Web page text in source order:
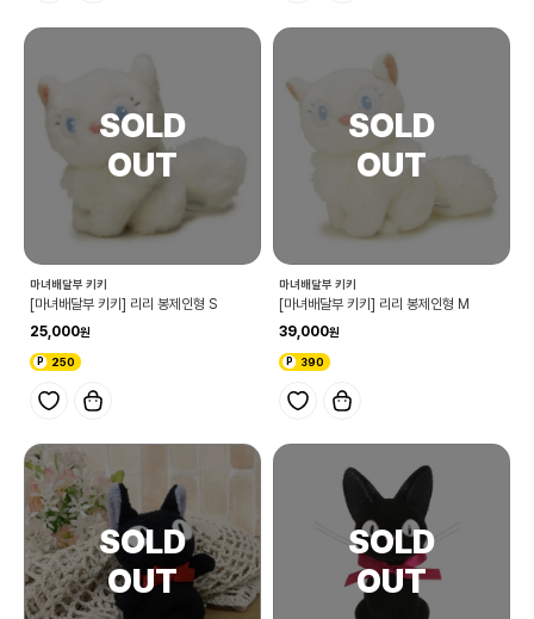
마녀배달부 키키
[마녀배달부 키키] 리리 봉제인형 S
25,000
250
마녀배달부 키키
[마녀배달부 키키] 리리 봉제인형 M
39,000
390